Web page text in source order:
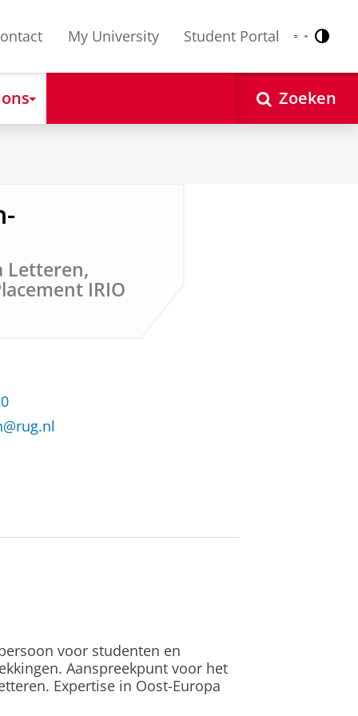
My University Student Portal Nederlands
English
Zoeken
Letteren,
IRIO
voor studenten en
Aanspreekpunt voor het
Expertise in Oost-Europa